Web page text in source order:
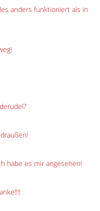
anders funktioniert als in
habe es mir angesehen!